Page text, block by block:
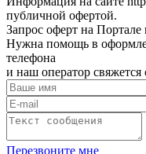
публичной офертой.
Запрос оферт на Портале
Нужна помощь в
телефона
и наш оператор
Перезвоните мне